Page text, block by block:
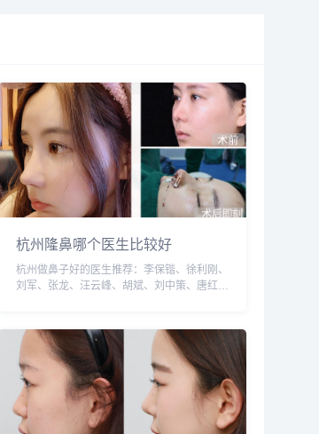
杭州隆鼻哪个医生比较好
杭州做鼻子好的医生推荐：李保锴、徐利刚、
刘军、张龙、汪云峰、胡斌、刘中策、唐红
wuyoubianmei，查询更多医生口碑和案
例。...